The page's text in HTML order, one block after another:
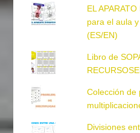
EL
para el aula
(ES/EN)
Libro de
Colección de
Divisiones